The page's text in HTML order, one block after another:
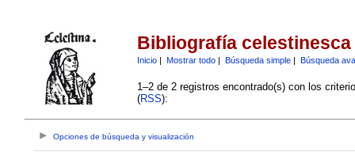
Bibliografía celestinesca
Inicio| Mostrar todo| Búsqueda simple| Búsqueda
1–2 de 2 registros encontrado(s) con los
(RSS):
Opciones de búsqueda y visualización